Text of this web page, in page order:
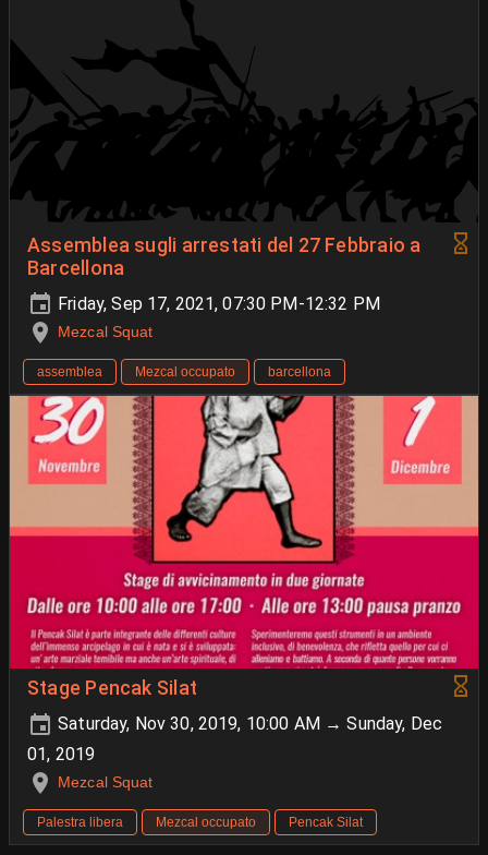
Assemblea sugli arrestati del 27 Febbraio a
Barcellona
Friday, Sep 17, 2021, 07:30 PM-12:32 PM
Mezcal Squat
assemblea Mezcal occupato barcellona
Stage Pencak Silat
Saturday, Nov 30, 2019, 10:00 AM → Sunday, Dec
01, 2019
Mezcal Squat
Palestra libera Mezcal occupato Pencak Silat